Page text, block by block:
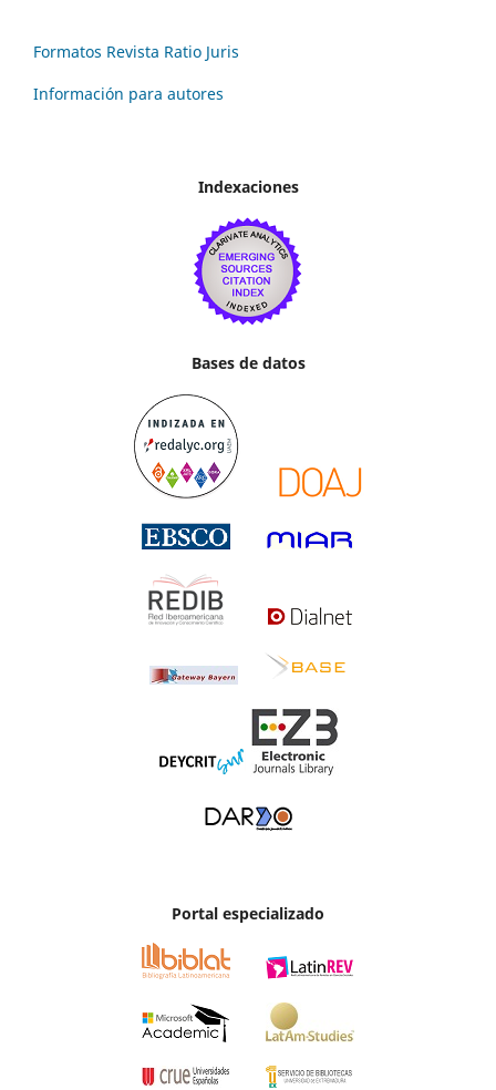
Formatos Revista Ratio Juris
Información para autores
Indexaciones
Bases de datos
Portal especializado